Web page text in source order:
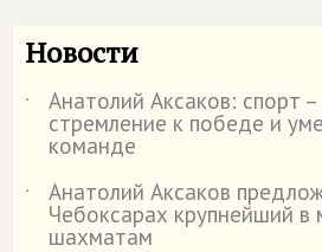
Новости
˙ Анатолий Аксаков: спорт
стремление к победе и
команде
˙
Анатолий Аксаков
Чебоксарах крупнейший в
шахматам